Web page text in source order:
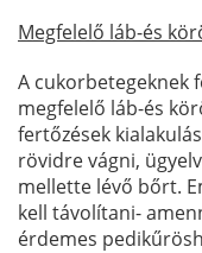
Megfelelő láb-és
A cukorbetegeknek
megfelelő láb-és
fertőzések
rövidre vágni,
mellette lévő bőrt.
kell távolítani-
érdemes